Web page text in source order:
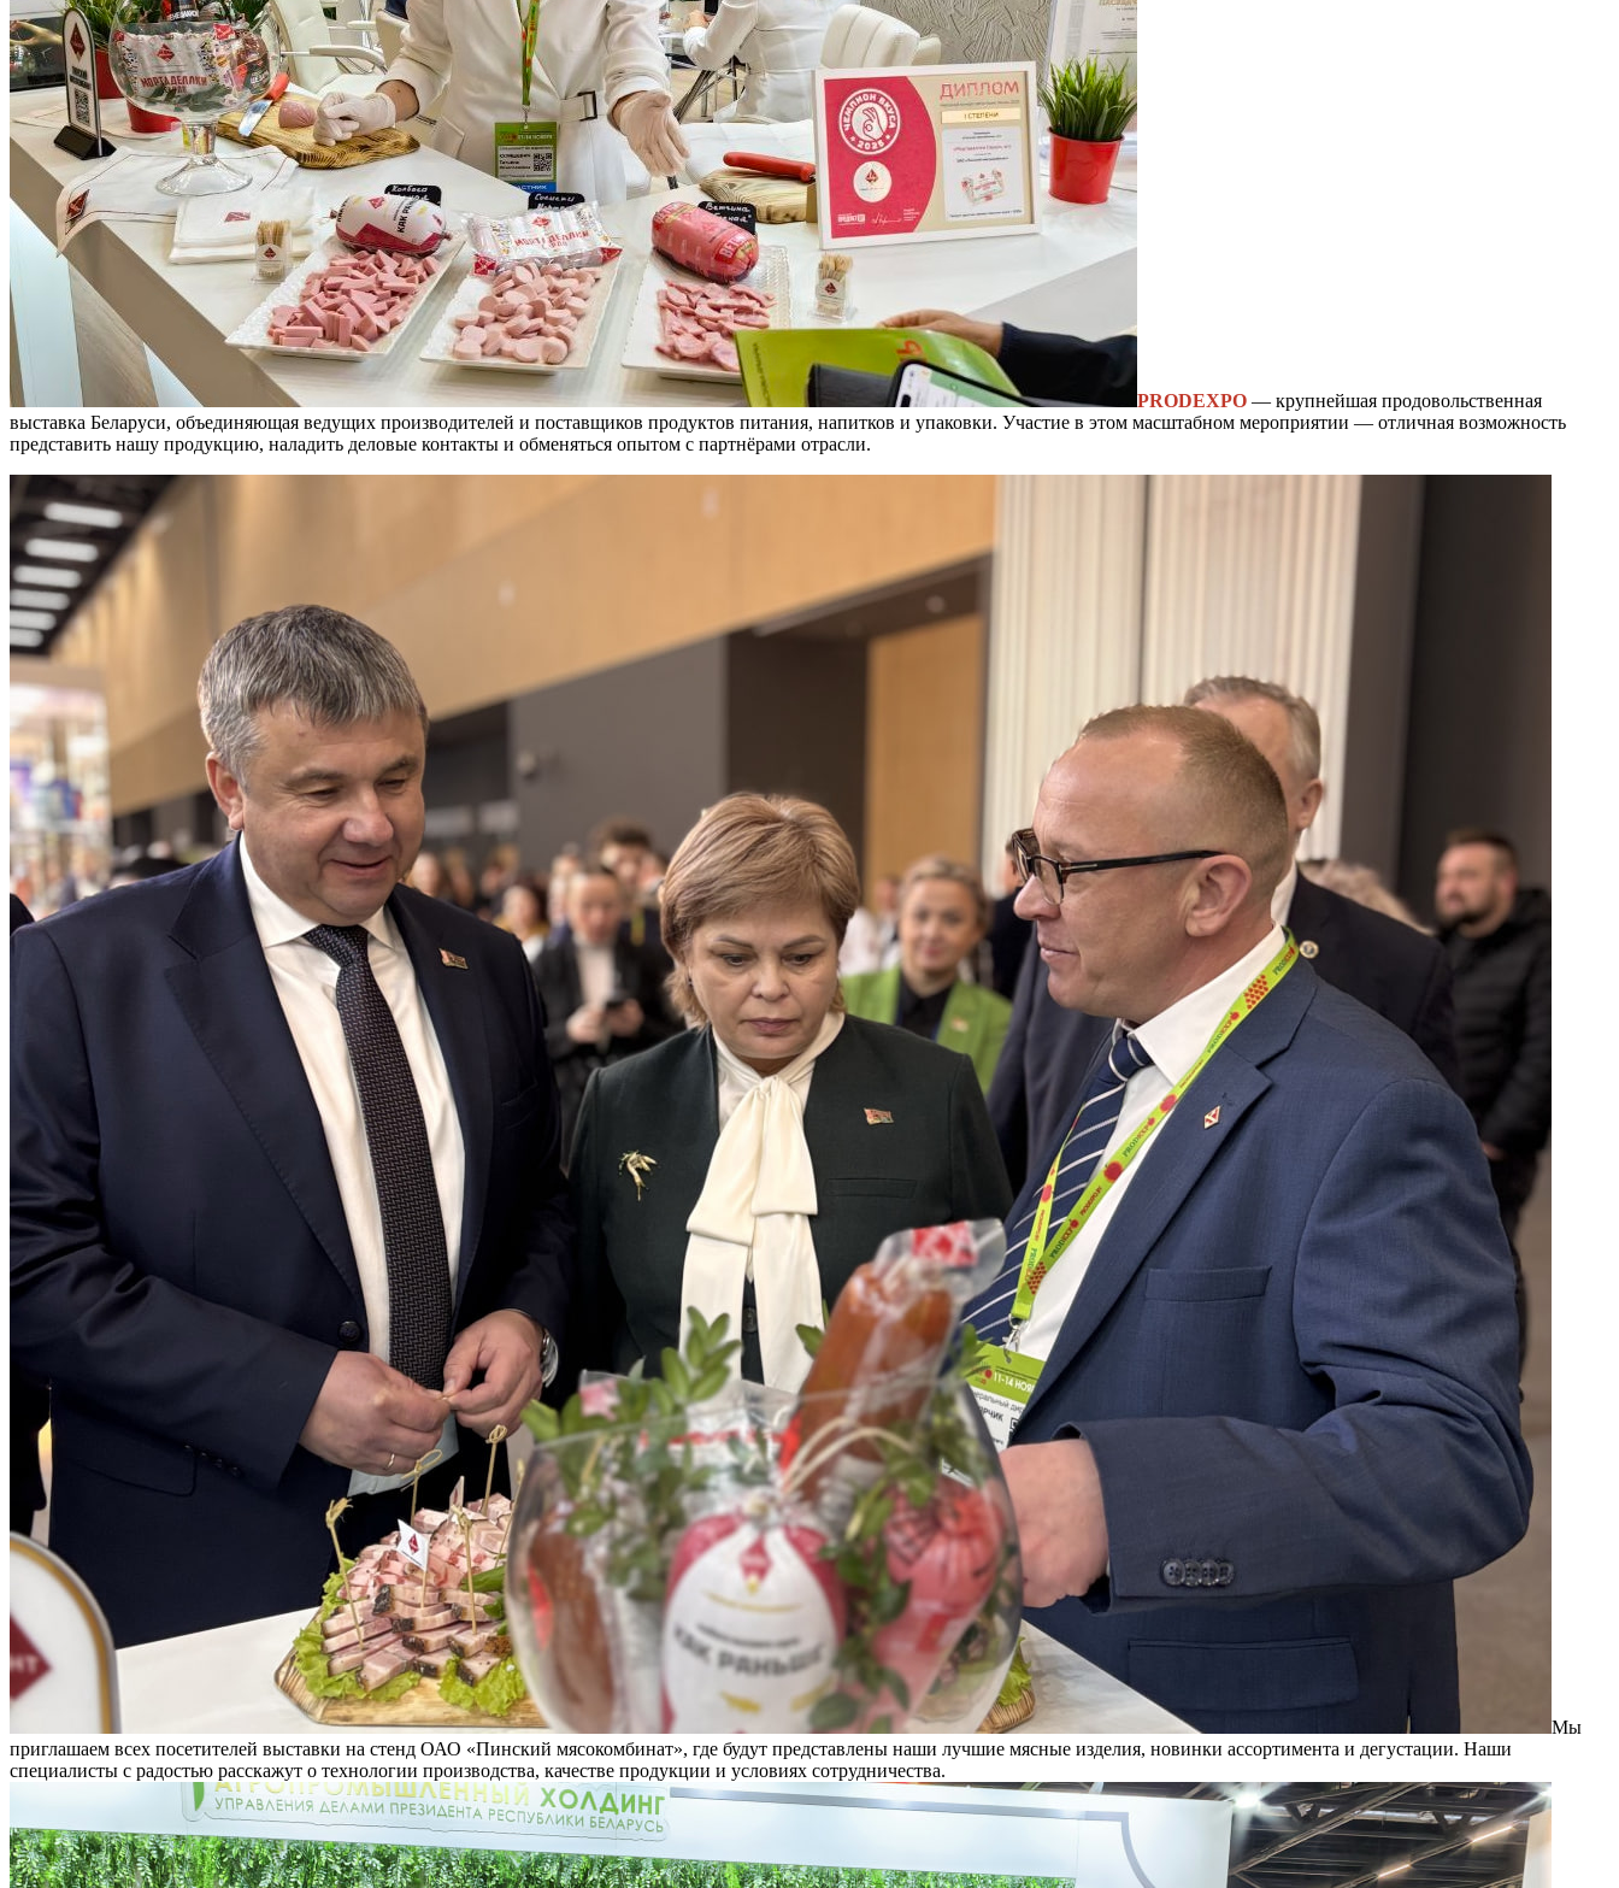
PRODEXPO — крупнейшая продовольственная
выставка Беларуси, объединяющая ведущих производителей и поставщиков продуктов питания, напитков и упаковки. Участие в этом масштабном мероприятии — отличная возможность
представить нашу продукцию, наладить деловые контакты и обменяться опытом с партнёрами отрасли.
Мы
приглашаем всех посетителей выставки на стенд ОАО «Пинский мясокомбинат», где будут представлены наши лучшие мясные изделия, новинки ассортимента и дегустации. Наши
специалисты с радостью расскажут о технологии производства, качестве продукции и условиях сотрудничества.